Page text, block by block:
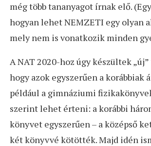
még több tananyagot írnak elő.
hogyan lehet NEMZETI egy olyan
mely nem is vonatkozik minden
A NAT 2020-hoz úgy készültek
hogy azok egyszerűen a korábbiak
például a gimnáziumi
szerint lehet érteni: a korábbi
könyvet egyszerűen – a középső
két könyvvé kötötték. Majd idén